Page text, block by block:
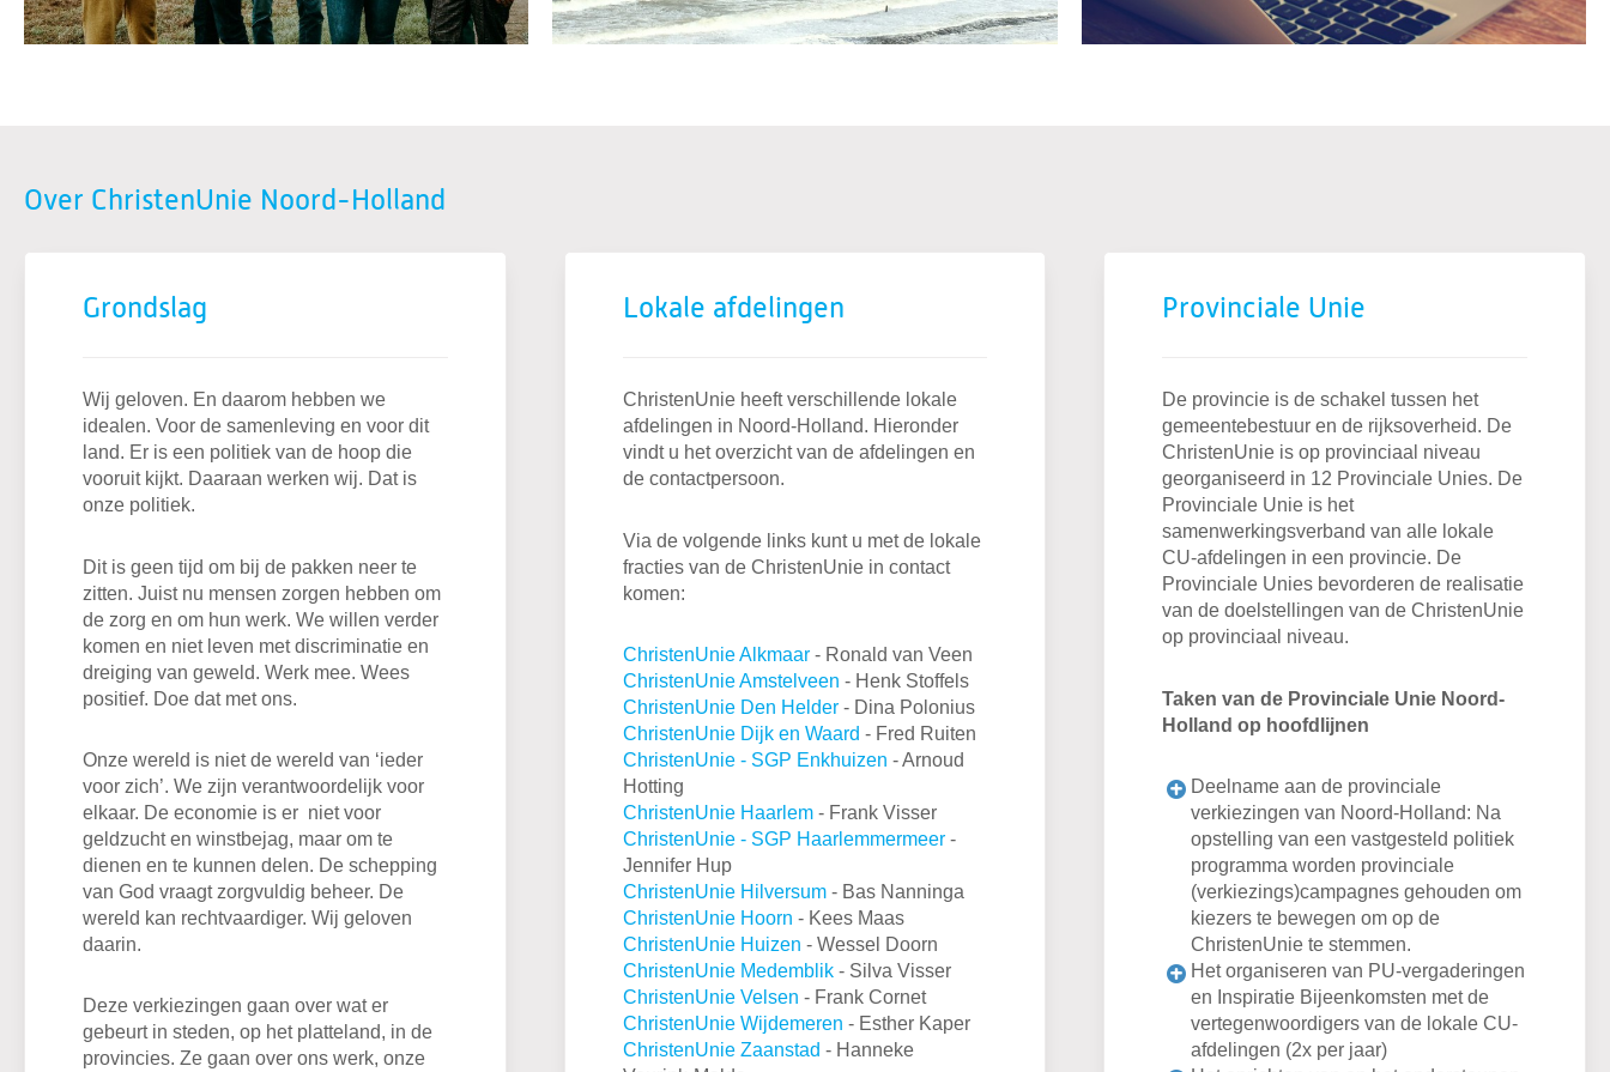
Over ChristenUnie Noord-Holland
Grondslag
Wij geloven. En daarom hebben we
idealen. Voor de samenleving en voor dit
land. Er is een politiek van de hoop die
vooruit kijkt. Daaraan werken wij. Dat is
onze politiek.
Dit is geen tijd om bij de pakken neer te
zitten. Juist nu mensen zorgen hebben om
de zorg en om hun werk. We willen verder
komen en niet leven met discriminatie en
dreiging van geweld. Werk mee. Wees
positief. Doe dat met ons.
Onze wereld is niet de wereld van ‘ieder
voor zich’. We zijn verantwoordelijk voor
elkaar. De economie is er niet voor
geldzucht en winstbejag, maar om te
dienen en te kunnen delen. De schepping
van God vraagt zorgvuldig beheer. De
wereld kan rechtvaardiger. Wij geloven
daarin.
Deze verkiezingen gaan over wat er
gebeurt in steden, op het platteland, in de
provincies. Ze gaan over ons werk, onze
Lokale afdelingen
ChristenUnie heeft verschillende lokale
afdelingen in Noord-Holland. Hieronder
vindt u het overzicht van de afdelingen en
de contactpersoon.
Via de volgende links kunt u met de lokale
fracties van de ChristenUnie in contact
komen:
ChristenUnie Alkmaar- Ronald van Veen
ChristenUnie Amstelveen - Henk Stoffels
ChristenUnie Den Helder- Dina Polonius
ChristenUnie Dijk en Waard - Fred Ruiten
ChristenUnie - SGP Enkhuizen - Arnoud
Hotting
ChristenUnie Haarlem- Frank Visser
ChristenUnie - SGP Haarlemmermeer-
Jennifer Hup
ChristenUnie Hilversum- Bas Nanninga
ChristenUnie Hoorn - Kees Maas
ChristenUnie Huizen - Wessel Doorn
ChristenUnie Medemblik- Silva Visser
ChristenUnie Velsen - Frank Cornet
ChristenUnie Wijdemeren - Esther Kaper
ChristenUnie Zaanstad - Hanneke
Provinciale Unie
De provincie is de schakel tussen het
gemeentebestuur en de rijksoverheid. De
ChristenUnie is op provinciaal niveau
georganiseerd in 12 Provinciale Unies. De
Provinciale Unie is het
samenwerkingsverband van alle lokale
CU-afdelingen in een provincie. De
Provinciale Unies bevorderen de realisatie
van de doelstellingen van de ChristenUnie
op provinciaal niveau.
Taken van de Provinciale Unie Noord-
Holland op hoofdlijnen
Deelname aan de provinciale
verkiezingen van Noord-Holland: Na
opstelling van een vastgesteld politiek
programma worden provinciale
(verkiezings)campagnes gehouden om
kiezers te bewegen om op de
ChristenUnie te stemmen.
Het organiseren van PU-vergaderingen
en Inspiratie Bijeenkomsten met de
vertegenwoordigers van de lokale CU-
afdelingen (2x per jaar)